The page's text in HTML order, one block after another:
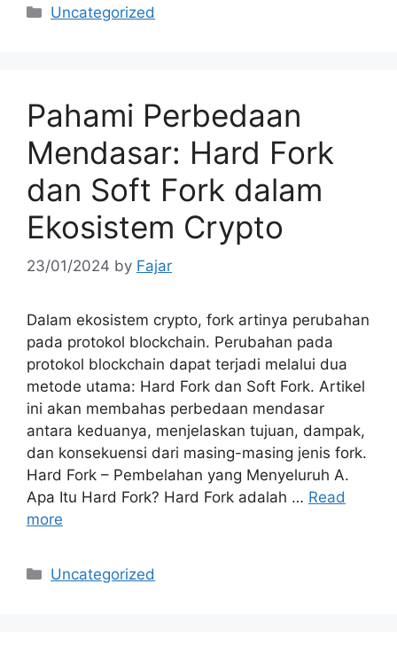
Categories
Uncategorized
Pahami Perbedaan
Mendasar: Hard Fork
dan Soft Fork dalam
Ekosistem Crypto
23/01/2024 by Fajar
Dalam ekosistem crypto, fork artinya perubahan
pada protokol blockchain. Perubahan pada
protokol blockchain dapat terjadi melalui dua
metode utama: Hard Fork dan Soft Fork. Artikel
ini akan membahas perbedaan mendasar
antara keduanya, menjelaskan tujuan, dampak,
dan konsekuensi dari masing-masing jenis fork.
Hard Fork – Pembelahan yang Menyeluruh A.
Apa Itu Hard Fork? Hard Fork adalah … Read
more
Categories
Uncategorized